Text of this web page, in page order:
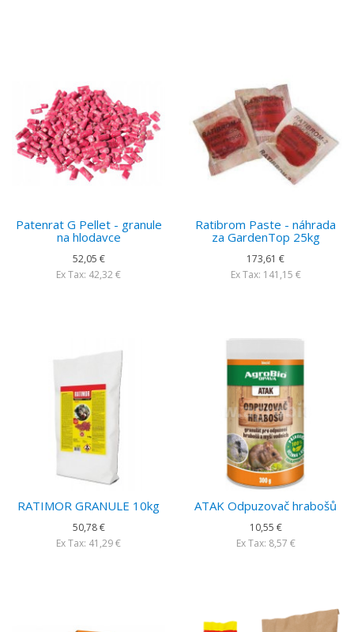
Patenrat G Pellet - granule
na hlodavce
52,05 €
Ex Tax: 42,32 €
Ratibrom Paste - náhrada
za GardenTop 25kg
173,61 €
Ex Tax: 141,15 €
RATIMOR GRANULE 10kg
50,78 €
Ex Tax: 41,29 €
ATAK Odpuzovač hrabošů
10,55 €
Ex Tax: 8,57 €